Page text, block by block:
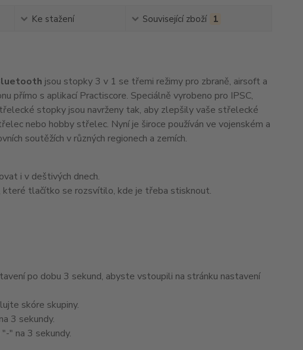
Ke stažení Související zboží 1
jsou stopky 3 v 1 se třemi režimy pro zbraně, airsoft a
přímo s aplikací Practiscore. Speciálně vyrobeno pro IPSC,
stopky jsou navrženy tak, aby zlepšily vaše střelecké
nebo hobby střelec. Nyní je široce používán ve vojenském a
soutěžích v různých regionech a zemích.
i v deštivých dnech.
které tlačítko se rozsvítilo, kde je třeba stisknout.
po dobu 3 sekund, abyste vstoupili na stránku nastavení
skóre skupiny.
3 sekundy.
" na 3 sekundy.